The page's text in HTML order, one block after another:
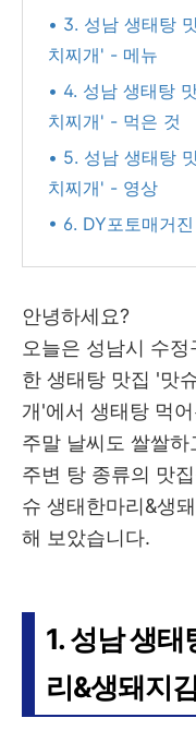
• 3. 성남 생태탕
치찌개' - 메뉴
• 4. 성남 생태탕
치찌개' - 먹은 것
• 5. 성남 생태탕
치찌개' - 영상
• 6. DY포토매거
안녕하세요?
오늘은 성남시 수
한 생태탕 맛집 '맛
개'에서 생태탕 먹
주말 날씨도 쌀쌀
주변 탕 종류의 맛
슈 생태한마리&생
해 보았습니다.
1. 성남 생
리&생돼지